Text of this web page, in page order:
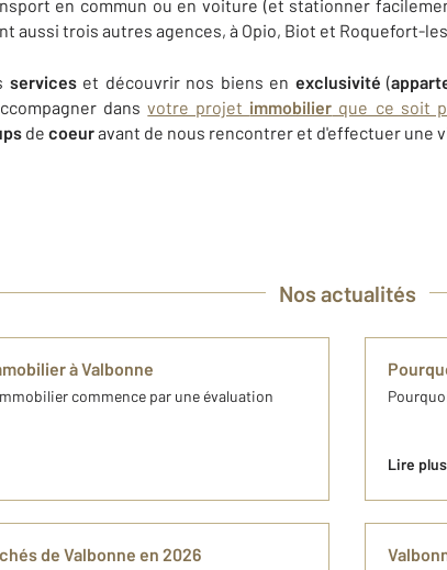
en commun ou en voiture (et stationner
aussi trois autres agences, à Opio, Biot et Roquefort-
serviceset découvrir nos biens en exclusivité (
dansvotre projet immobilier que ce soit
de coeuravant de nous rencontrer et d'effectuer une
Nos actualités
à Valbonne
commence par une évaluation
Lire plus
de Valbonne en 2026